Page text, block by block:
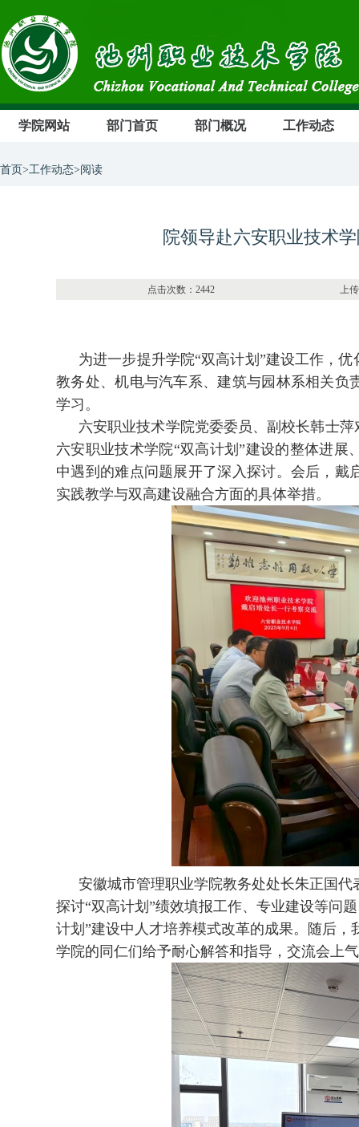
学院网站 部门首页 部门概况 工作动态
首页>工作动态>阅读
院领导赴六安职业技术
点击次数：2442 上传部
为进一步提升学院“双高计划”建设工作，
教务处、机电与汽车系、建筑与园林系相关
学习 。
六安职业技术学院党委委员、副校长韩士萍
六安职业技术学院“双高计划”建设的整体进展
中遇到的难点问题展开了深入探讨。会后，戴
实践教学与双高建设融合方面的具体举措。
安徽城市管理职业学院教务处处长朱正国代
探讨“双高计划”绩效填报工作、专业建设等问
计划”建设中人才培养模式改革的成果。随后
学院的同仁们给予耐心解答和指导，交流会上